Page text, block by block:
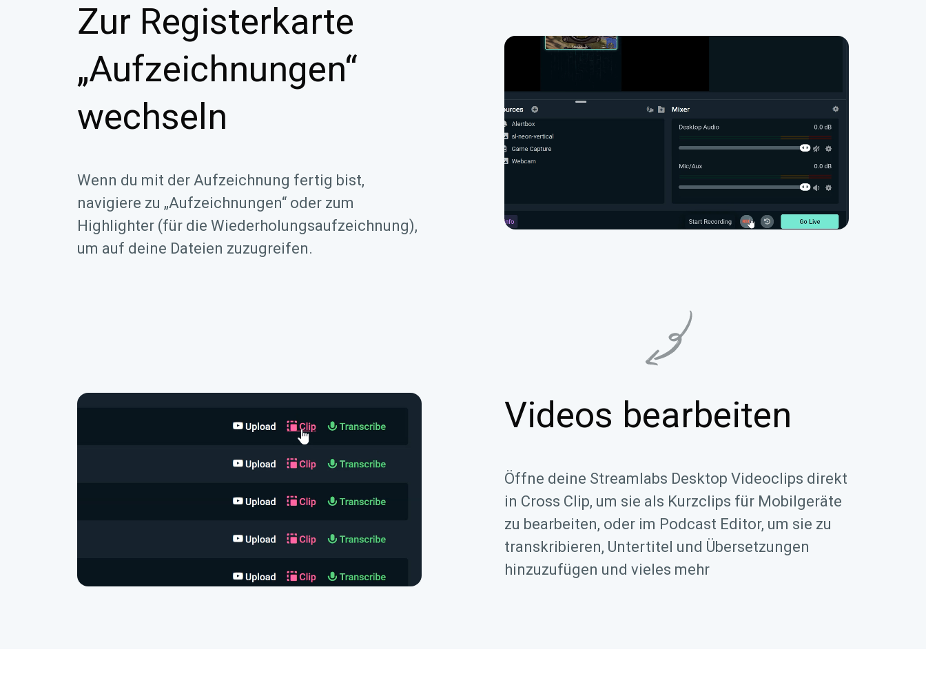
Zur Registerkarte
„Aufzeichnungen“
wechseln
Wenn du mit der Aufzeichnung fertig bist,
navigiere zu „Aufzeichnungen“ oder zum
Highlighter (für die Wiederholungsaufzeichnung),
um auf deine Dateien zuzugreifen.
Videos bearbeiten
Öffne deine Streamlabs Desktop Videoclips direkt
in Cross Clip, um sie als Kurzclips für Mobilgeräte
zu bearbeiten, oder im Podcast Editor, um sie zu
transkribieren, Untertitel und Übersetzungen
hinzuzufügen und vieles mehr